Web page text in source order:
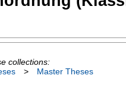
collections:
>
Master Theses